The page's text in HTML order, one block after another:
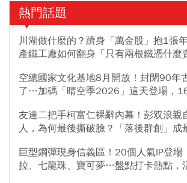
熱門話題
川湖做什麼的？躋身「萬金股」抱1張
產鐵工廠如何翻身「只有兩根鐵憑什麼
空總國家文化基地8月開放！封閉90年
了…加碼「晴空季2026」這天登場，
友達二把手柯富仁裸辭內幕！彭双浪親
人，為何最後撕破臉？「落後群創」成
巨型鋼彈現身信義區！20個人氣IP登場
拉、七龍珠、寶可夢…盤點打卡熱點，